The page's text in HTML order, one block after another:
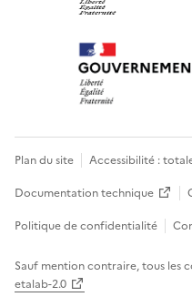
Plan du site Accessibilité :
Documentation technique
Politique de confidentialité
Sauf mention contraire, tous les
etalab-2.0